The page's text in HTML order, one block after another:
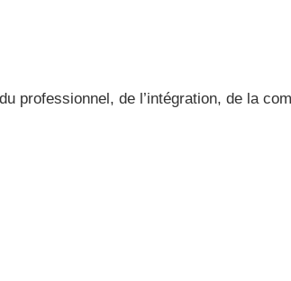
professionnel, de l’intégration, de la